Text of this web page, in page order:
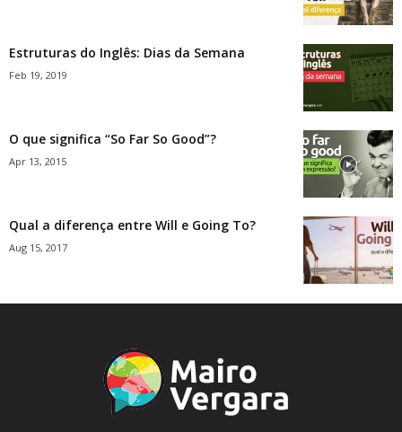
Estruturas do Inglês: Dias da Semana
Feb 19, 2019
O que significa “So Far So Good”?
Apr 13, 2015
Qual a diferença entre Will e Going To?
Aug 15, 2017